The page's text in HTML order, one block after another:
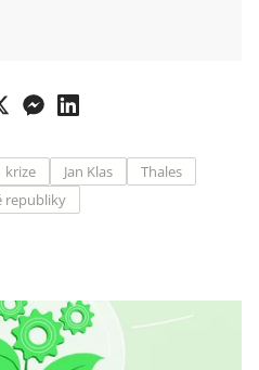
krize Jan Klas
Thales
republiky